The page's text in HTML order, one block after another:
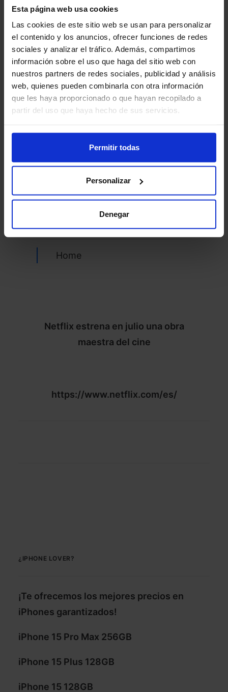
Esta página web usa cookies
Las cookies de este sitio web se usan para personalizar
el contenido y los anuncios, ofrecer funciones de redes
sociales y analizar el tráfico. Además, compartimos
información sobre el uso que haga del sitio web con
nuestros partners de redes sociales, publicidad y análisis
web, quienes pueden combinarla con otra información
que les haya proporcionado o que hayan recopilado a
partir del uso que haya hecho de sus servicios.
Permitir todas
Personalizar
Denegar
julio
Series de streaming que no te
puedes perder en julio
¡Llévate esteXiaomi 13C
128GB por sólo 1€/mes!
LLAMA GRATIS911 450
438
Másmóvil Xiaomi 13C 128Gb
Home
Netflix estrena en julio una obra
maestra del cine
https://www.netflix.com/es/
¿IPHONE LOVER?
¡Te ofrecemos los mejores precios en
iPhones garantizados!
iPhone 15 Pro Max 256GB
iPhone 15 Plus 128GB
iPhone 15 128GB